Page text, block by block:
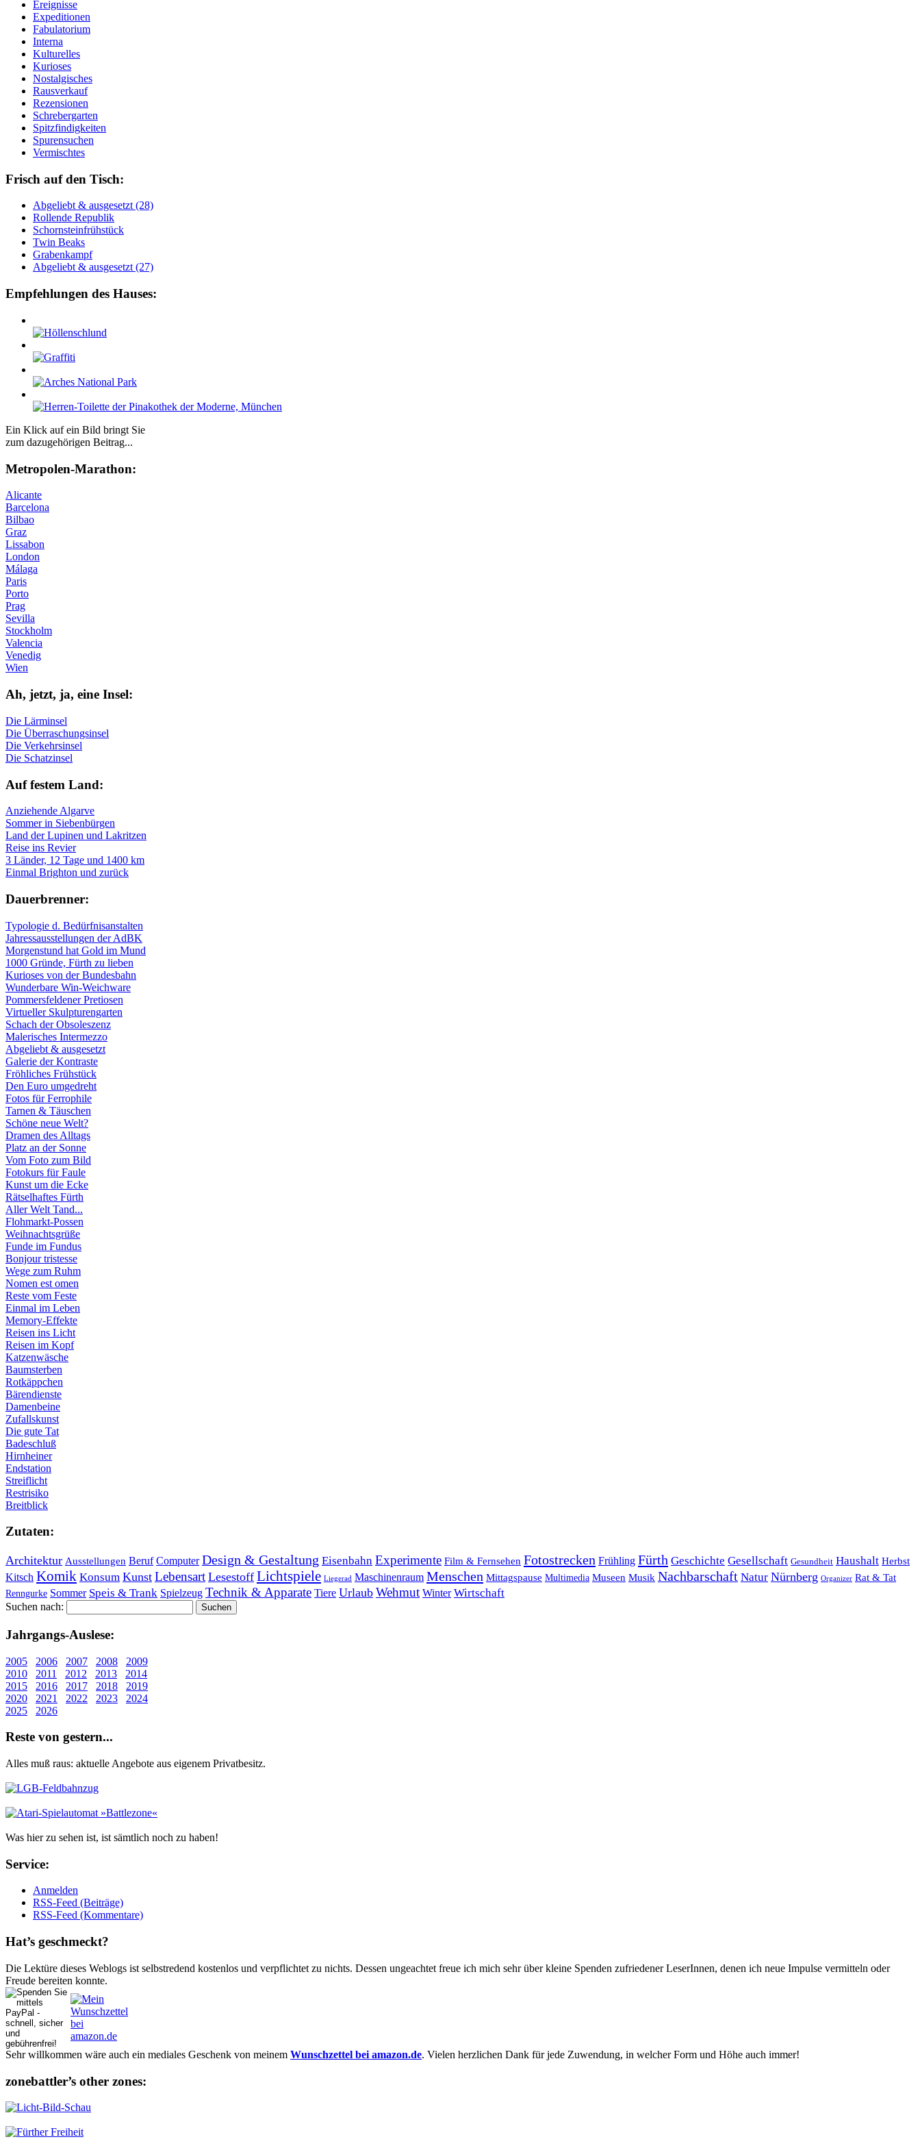
Ereignisse
Expeditionen
Fabulatorium
Interna
Kulturelles
Kurioses
Nostalgisches
Rausverkauf
Rezensionen
Schrebergarten
Spitzfindigkeiten
Spurensuchen
Vermischtes
Frisch auf den Tisch:
Ab­ge­liebt & aus­ge­setzt (28)
Rol­len­de Re­pu­blik
Schorn­stein­früh­stück
Twin Beaks
Gra­ben­kampf
Ab­ge­liebt & aus­ge­setzt (27)
Empfehlungen des Hauses:
Ein Klick auf ein Bild bringt Sie
zum dazugehörigen Beitrag...
Me­tro­po­len-Ma­ra­thon:
Alicante
Barcelona
Bilbao
Graz
Lissabon
London
Málaga
Paris
Porto
Prag
Sevilla
Stockholm
Valencia
Venedig
Wien
Ah, jetzt, ja, ei­ne In­sel:
Die Lärminsel
Die Überraschungsinsel
Die Verkehrsinsel
Die Schatzinsel
Auf fe­stem Land:
Anziehende Algarve
Sommer in Siebenbürgen
Land der Lupinen und Lakritzen
Reise ins Revier
3 Länder, 12 Tage und 1400 km
Einmal Brighton und zurück
Dau­er­bren­ner:
Typologie d. Bedürfnisanstalten
Jahressausstellungen der AdBK
Morgenstund hat Gold im Mund
1000 Gründe, Fürth zu lieben
Kurioses von der Bundesbahn
Wunderbare Win-Weichware
Pommersfeldener Pretiosen
Virtueller Skulpturengarten
Schach der Obsoleszenz
Malerisches Intermezzo
Abgeliebt & ausgesetzt
Galerie der Kontraste
Fröhliches Frühstück
Den Euro umgedreht
Fotos für Ferrophile
Tarnen & Täuschen
Schöne neue Welt?
Dramen des Alltags
Platz an der Sonne
Vom Foto zum Bild
Fotokurs für Faule
Kunst um die Ecke
Rätselhaftes Fürth
Aller Welt Tand...
Flohmarkt-Possen
Weihnachtsgrüße
Funde im Fundus
Bonjour tristesse
Wege zum Ruhm
Nomen est omen
Reste vom Feste
Einmal im Leben
Memory-Effekte
Reisen ins Licht
Reisen im Kopf
Katzenwäsche
Baumsterben
Rotkäppchen
Bärendienste
Damenbeine
Zufallskunst
Die gute Tat
Badeschluß
Hirnheiner
Endstation
Streiflicht
Restrisiko
Breitblick
Zu­ta­ten:
Architektur Ausstellungen Beruf Computer Design & Gestaltung Eisenbahn Experimente Film & Fernsehen Fotostrecken Frühling Fürth Geschichte Gesellschaft Gesundheit Haushalt Herbst
Kitsch Komik Konsum Kunst Lebensart Lesestoff Lichtspiele Liegerad Maschinenraum Menschen Mittagspause Multimedia Museen Musik Nachbarschaft Natur Nürnberg Organizer Rat & Tat
Renngurke Sommer Speis & Trank Spielzeug Technik & Apparate Tiere Urlaub Wehmut Winter Wirtschaft
Suchen nach:
Jahr­gangs-Aus­le­se:
2005 2006 2007 2008
2009
2010
2011 2012 2013
2014
2015
2016 2017 2018
2019
2020
2021 2022 2023
2024
2025
2026
Re­ste von ge­stern...
Alles muß raus: aktuelle An­ge­bo­te aus eigenem Privatbesitz.
Was hier zu sehen ist, ist sämt­lich noch zu haben!
Ser­vice:
Anmelden
RSS-Feed (Beiträge)
RSS-Feed (Kommentare)
Hat’s ge­schmeckt?
Die Lektüre dieses Weblogs ist selbstredend kostenlos und ver­pflich­tet zu nichts. Dessen un­ge­achtet freue ich mich sehr über kleine Spenden zufriedener Le­serInnen, denen ich neue Im­pul­se vermitteln oder
Freude bereiten konnte.
Sehr willkommen wäre auch ein mediales Geschenk von meinem Wunschzettel bei amazon.de. Vielen herzlichen Dank für jede Zuwendung, in welcher Form und Höhe auch immer!
zonebattler’s other zo­nes: